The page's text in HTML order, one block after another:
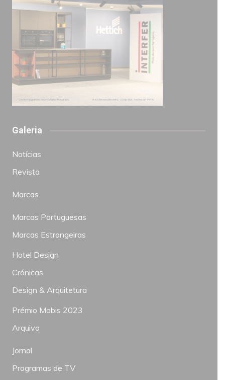
Galeria
Notícias
Revista
Marcas
Marcas Portuguesas
Marcas Estrangeiras
Hotel Design
Crónicas
Design & Arquitetura
Prémio Mobis 2023
Arquivo
Jornal
Programas de TV